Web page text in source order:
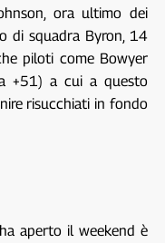
ora ultimo dei
di squadra Byron, 14
piloti come Bowyer
+51) a cui a questo
risucchiati in fondo
aperto il weekend è